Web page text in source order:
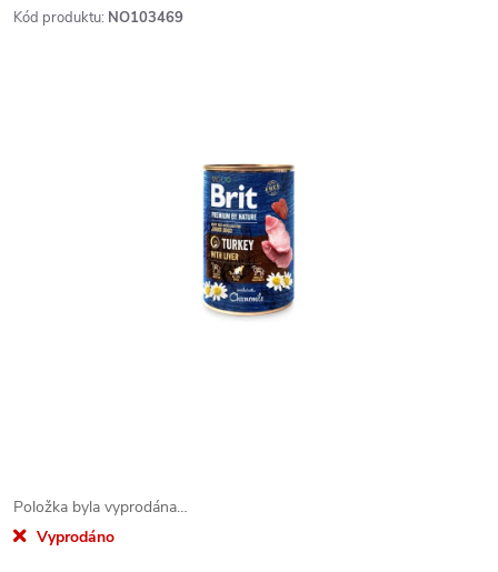
Kód produktu: NO103469
Položka byla vyprodána…
Vyprodáno